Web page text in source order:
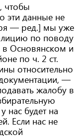
чтобы
эти данные не
— ред.] мы уже
по поводу
в Основянском и
по ч. 2 ст.
относительно
—
жалобу в
нас будет на
Если нас не